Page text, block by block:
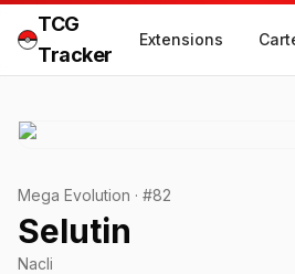
TCG
Tracker
Extensions
Mega Evolution · #82
Selutin
Nacli